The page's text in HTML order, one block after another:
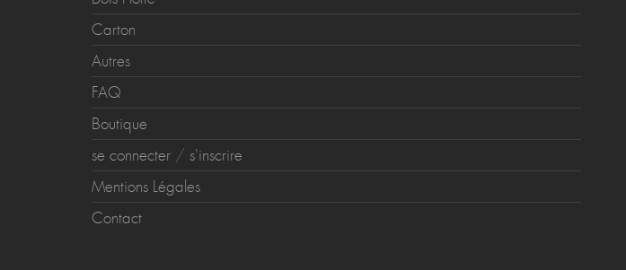
Carton
Autres
FAQ
Boutique
se connecter / s'inscrire
Mentions Légales
Contact